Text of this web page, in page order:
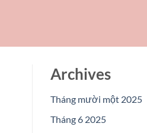
Archives
Tháng mười một 2025
Tháng 6 2025